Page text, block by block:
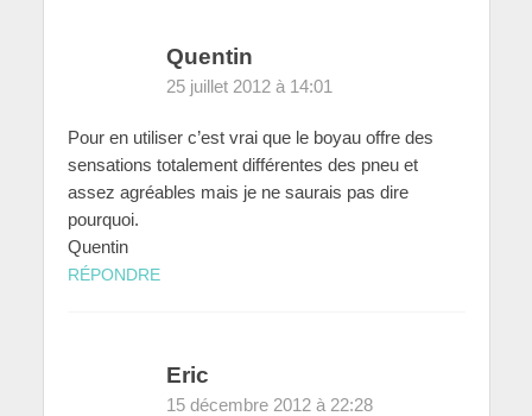
Quentin
25 juillet 2012 à 14:01
Pour en utiliser c’est vrai que le boyau offre des
sensations totalement différentes des pneu et
assez agréables mais je ne saurais pas dire
pourquoi.
Quentin
RÉPONDRE
Eric
15 décembre 2012 à 22:28